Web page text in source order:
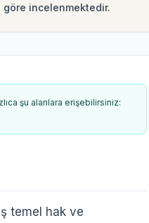
göre incelenmektedir.
şu alanlara erişebilirsiniz:
temel hak ve